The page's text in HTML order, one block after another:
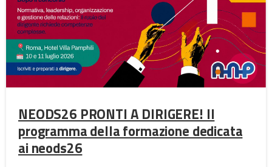
NEODS26 PRONTI A DIRIGERE! Il
programma della formazione dedicata
ai neods26